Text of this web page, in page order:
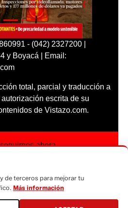
- (042) 2327200 |
y Boyacá | Email:
total, parcial y traducción a
escrita de su
de Vistazo.com.
ahora
a:
de terceros para mejorar tu
Más información